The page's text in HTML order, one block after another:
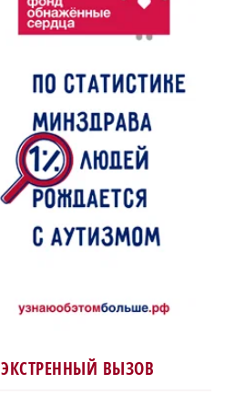
ЭКСТРЕННЫЙ ВЫЗОВ